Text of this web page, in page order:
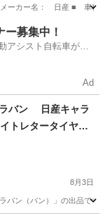
ーカー名： 日産 ■ 車
ー募集中！
アシスト自転車が登
Ad
ラバン 日産キャラ
トレタータイヤ仕
8月3日
バン（バン）」の出品で